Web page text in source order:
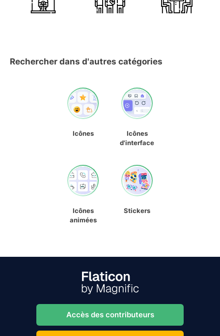
Rechercher dans d'autres catégories
Icônes
Icônes
d'interface
Icônes
animées
Stickers
Accès des contributeurs